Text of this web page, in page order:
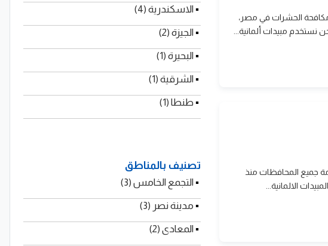
الحشرات في مصر،
مبيدات ألمانية...
جميع المحافظات منذ
الالمانية...
▪الاسكندرية (4)
▪الجيزة (2)
▪البحيرة (1)
▪الشرقية (1)
▪طنطا (1)
تصنيف بالمناطق
▪التجمع الخامس (3)
▪ مدينة نصر (3)
▪المعادى (2)